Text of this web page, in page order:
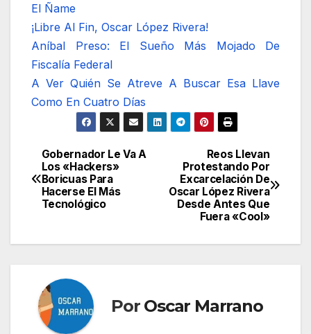
El Ñame
¡Libre Al Fin, Oscar López Rivera!
Aníbal Preso: El Sueño Más Mojado De
Fiscalía Federal
A Ver Quién Se Atreve A Buscar Esa Llave
Como En Cuatro Días
Navegación
de
entradas
Reos Llevan
Protestando Por
Excarcelación De
Oscar López Rivera
Desde Antes Que
Fuera «Cool»
Gobernador Le Va A
Los «Hackers»
Boricuas Para
Hacerse El Más
Tecnológico
Por Oscar Marrano